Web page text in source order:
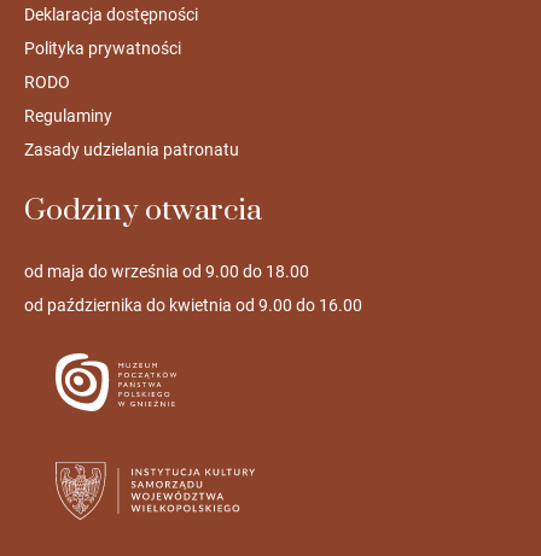
Deklaracja dostępności
Polityka prywatności
RODO
Regulaminy
Zasady udzielania patronatu
Godziny otwarcia
od maja do września od 9.00 do 18.00
od października do kwietnia od 9.00 do 16.00